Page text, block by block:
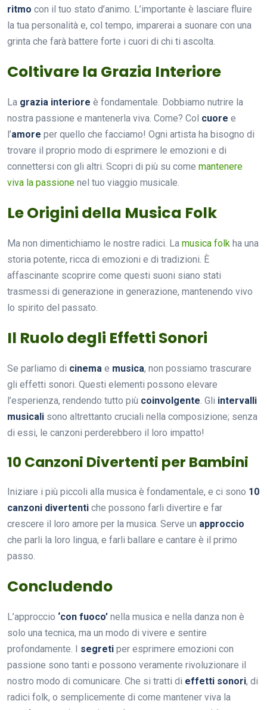
ritmo con il tuo stato d’animo. L’importante è lasciare fluire
la tua personalità e, col tempo, imparerai a suonare con una
grinta che farà battere forte i cuori di chi ti ascolta.
Coltivare la Grazia Interiore
La grazia interiore è fondamentale. Dobbiamo nutrire la
nostra passione e mantenerla viva. Come? Col cuore e
l’amore per quello che facciamo! Ogni artista ha bisogno di
trovare il proprio modo di esprimere le emozioni e di
connettersi con gli altri. Scopri di più su come mantenere
viva la passione nel tuo viaggio musicale.
Le Origini della Musica Folk
Ma non dimentichiamo le nostre radici. La musica folk ha una
storia potente, ricca di emozioni e di tradizioni. È
affascinante scoprire come questi suoni siano stati
trasmessi di generazione in generazione, mantenendo vivo
lo spirito del passato.
Il Ruolo degli Effetti Sonori
Se parliamo di cinema e musica, non possiamo trascurare
gli effetti sonori. Questi elementi possono elevare
l’esperienza, rendendo tutto più coinvolgente. Gli intervalli
musicali sono altrettanto cruciali nella composizione; senza
di essi, le canzoni perderebbero il loro impatto!
10 Canzoni Divertenti per Bambini
Iniziare i più piccoli alla musica è fondamentale, e ci sono 10
canzoni divertenti che possono farli divertire e far
crescere il loro amore per la musica. Serve un approccio
che parli la loro lingua, e farli ballare e cantare è il primo
passo.
Concludendo
L’approccio ‘con fuoco’ nella musica e nella danza non è
solo una tecnica, ma un modo di vivere e sentire
profondamente. I segreti per esprimere emozioni con
passione sono tanti e possono veramente rivoluzionare il
nostro modo di comunicare. Che si tratti di effetti sonori, di
radici folk, o semplicemente di come mantener viva la